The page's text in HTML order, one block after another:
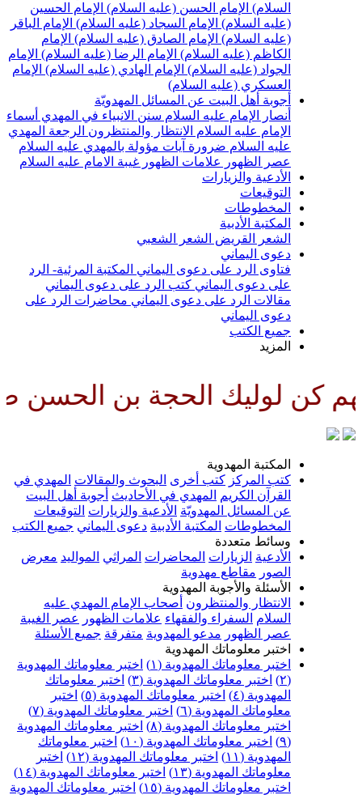
السلام) الإمام الحسن (عليه السلام) الإمام الحسين
(عليه السلام) الإمام السجاد (عليه السلام) الإمام الباقر
(عليه السلام) الإمام الصادق (عليه السلام) الإمام
الكاظم (عليه السلام) الإمام الرضا (عليه السلام) الإمام
الجواد (عليه السلام) الإمام الهادي (عليه السلام) الإمام
العسكري (عليه السلام)
أجوبة أهل البيت عن المسائل المهدويّة
أنصار الإمام عليه السلام سنن الانبياء في المهدي أسماء
الإمام عليه السلام الانتظار والمنتظرون الرجعة المهدي
عليه السلام ضرورة آيات مؤولة بالمهدي عليه السلام
عصر الظهور
علامات الظهور غيبة الامام عليه السلام
الأدعية والزيارات
التوقيعات
المخطوطات
المكتبة الأدبية
الشعر القريض الشعر الشعبي
دعوى اليماني
فتاوى الرد على دعوى اليماني المكتبة المرئية- الرد
على دعوى اليماني كتب الرد على دعوى اليماني
مقالات الرد على دعوى اليماني محاضرات الرد على
دعوى اليماني
جميع الكتب
المزيد
الحجة بن الحسن صلواتك
المكتبة المهدوية
كتب المركز كتب أخرى البحوث والمقالات المهدي في
القرآن الكريم
المهدي في الأحاديث أجوبة أهل البيت
عن المسائل المهدويّة الأدعية والزيارات التوقيعات
المخطوطات المكتبة الأدبية دعوى اليماني جميع الكتب
وسائط متعددة
الأدعية الزيارات المحاضرات المراثي المواليد معرض
الصور مقاطع مهدوية
الأسئلة والأجوبة المهدوية
الانتظار والمنتظرون أصحاب الإمام المهدي عليه
السلام السفراء والفقهاء علامات الظهور
عصر الغيبة
عصر الظهور مدعو المهدوية متفرقة جميع الأسئلة
اختبر معلوماتك المهدوية
اختبر معلوماتك المهدوية (١)
اختبر معلوماتك المهدوية
(٢)
اختبر معلوماتك المهدوية (٣)
اختبر معلوماتك
المهدوية (٤)
اختبر معلوماتك المهدوية (٥)
اختبر
معلوماتك المهدوية (٦)
اختبر معلوماتك المهدوية (٧)
اختبر معلوماتك المهدوية (٨)
اختبر معلوماتك المهدوية
(٩)
اختبر معلوماتك المهدوية (١٠)
اختبر معلوماتك
المهدوية (١١)
اختبر معلوماتك المهدوية (١٢)
اختبر
معلوماتك المهدوية (١٣)
اختبر معلوماتك المهدوية (١٤)
اختبر معلوماتك المهدوية (١٥)
اختبر معلوماتك المهدوية